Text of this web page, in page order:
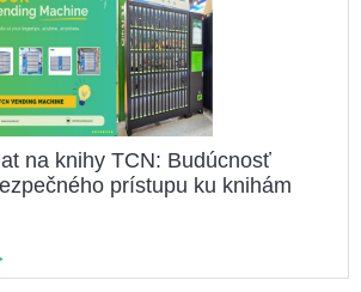
na knihy TCN: Budúcnosť
prístupu ku knihám